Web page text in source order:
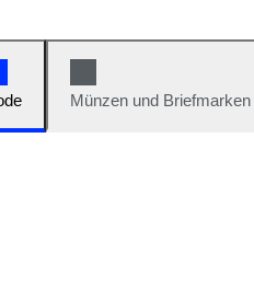
Münzen und Briefmarken